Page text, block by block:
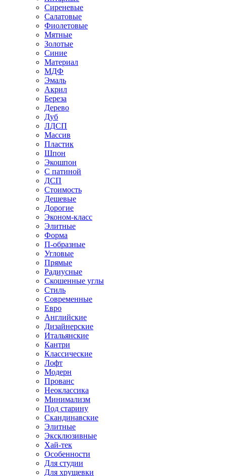
Сиреневые
Салатовые
Фиолетовые
Мятные
Золотые
Синие
Материал
МДФ
Эмаль
Акрил
Береза
Дерево
Дуб
ЛДСП
Массив
Пластик
Шпон
Экошпон
С патиной
ДСП
Стоимость
Дешевые
Дорогие
Эконом-класс
Элитные
Форма
П-образные
Угловые
Прямые
Радиусные
Скошенные углы
Стиль
Современные
Евро
Английские
Дизайнерские
Итальянские
Кантри
Классические
Лофт
Модерн
Прованс
Неоклассика
Минимализм
Под старину
Скандинавские
Элитные
Эксклюзивные
Хай-тек
Особенности
Для студии
Для хрущевки